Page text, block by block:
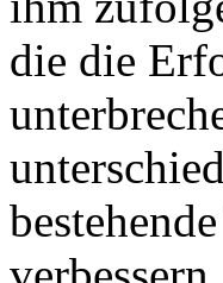
die die